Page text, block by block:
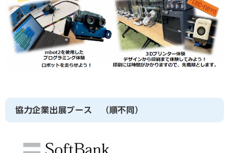
協力企業出展ブース （順不同）